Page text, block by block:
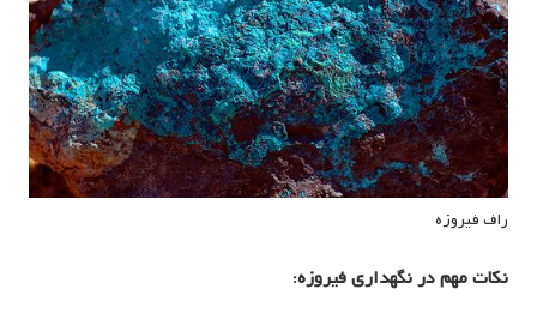
راف فیروزه
نکات مهم در نگهداری فیروزه: